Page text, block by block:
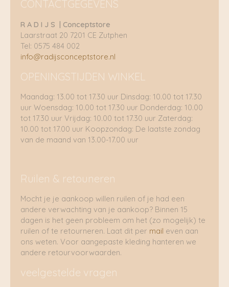
CONTACTGEGEVENS
R A D I J S | Conceptstore
Laarstraat 20 7201 CE Zutphen
Tel: 0575 484 002
info@radijsconceptstore.nl
OPENINGSTIJDEN WINKEL
Maandag: 13.00 tot 17.30 uur Dinsdag: 10.00 tot 17.30
uur Woensdag: 10.00 tot 17.30 uur Donderdag: 10.00
tot 17.30 uur Vrijdag: 10.00 tot 17.30 uur Zaterdag:
10.00 tot 17.00 uur Koopzondag: De laatste zondag
van de maand van 13.00-17.00 uur
Ruilen & retouneren
Mocht je je aankoop willen ruilen of je had een
andere verwachting van je aankoop? Binnen 15
dagen is het geen probleem om het (zo mogelijk) te
ruilen of te retourneren. Laat dit per mail even aan
ons weten. Voor aangepaste kleding hanteren we
andere retourvoorwaarden.
veelgestelde vragen